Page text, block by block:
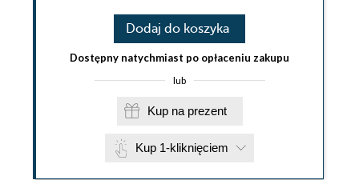
Dodaj do koszyka
Dostępny natychmiast po opłaceniu zakupu
lub
Kup na prezent
Kup 1-kliknięciem